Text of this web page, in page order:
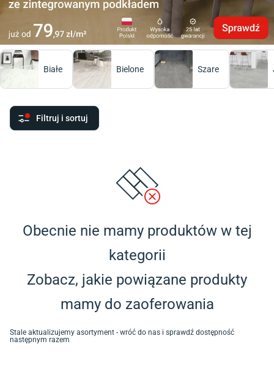
Białe Bielone Szare
Filtruj i sortuj
Obecnie nie mamy produktów w tej
kategorii
Zobacz, jakie powiązane produkty
mamy do zaoferowania
Stale aktualizujemy asortyment - wróć do nas i sprawdź dostępność
następnym razem